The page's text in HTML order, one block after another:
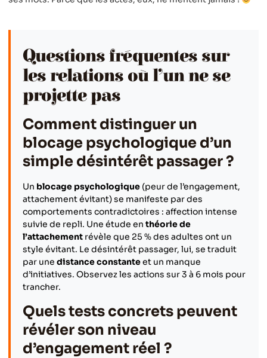
Questions fréquentes sur
les relations où l’un ne se
projette pas
Comment distinguer un
blocage psychologique d’un
simple désintérêt passager ?
Un blocage psychologique (peur de l’engagement,
attachement évitant) se manifeste par des
comportements contradictoires : affection intense
suivie de repli. Une étude en théorie de
l’attachement révèle que 25 % des adultes ont un
style évitant. Le désintérêt passager, lui, se traduit
par une distance constanteet un manque
d’initiatives. Observez les actions sur 3 à 6 mois pour
trancher.
Quels tests concrets peuvent
révéler son niveau
d’engagement réel ?